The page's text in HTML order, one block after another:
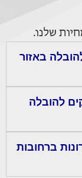
שלנו.
באזור
להובלה
ברחובות